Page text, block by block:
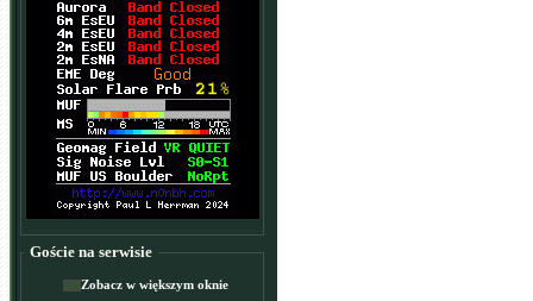
Goście na serwisie
Zobacz w większym oknie